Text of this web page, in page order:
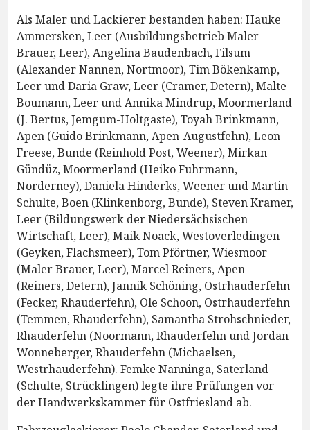
Als Maler und Lackierer bestanden haben: Hauke
Ammersken, Leer (Ausbildungsbetrieb Maler
Brauer, Leer), Angelina Baudenbach, Filsum
(Alexander Nannen, Nortmoor), Tim Bökenkamp,
Leer und Daria Graw, Leer (Cramer, Detern), Malte
Boumann, Leer und Annika Mindrup, Moormerland
(J. Bertus, Jemgum-Holtgaste), Toyah Brinkmann,
Apen (Guido Brinkmann, Apen-Augustfehn), Leon
Freese, Bunde (Reinhold Post, Weener), Mirkan
Gündüz, Moormerland (Heiko Fuhrmann,
Norderney), Daniela Hinderks, Weener und Martin
Schulte, Boen (Klinkenborg, Bunde), Steven Kramer,
Leer (Bildungswerk der Niedersächsischen
Wirtschaft, Leer), Maik Noack, Westoverledingen
(Geyken, Flachsmeer), Tom Pförtner, Wiesmoor
(Maler Brauer, Leer), Marcel Reiners, Apen
(Reiners, Detern), Jannik Schöning, Ostrhauderfehn
(Fecker, Rhauderfehn), Ole Schoon, Ostrhauderfehn
(Temmen, Rhauderfehn), Samantha Strohschnieder,
Rhauderfehn (Noormann, Rhauderfehn und Jordan
Wonneberger, Rhauderfehn (Michaelsen,
Westrhauderfehn). Femke Nanninga, Saterland
(Schulte, Strücklingen) legte ihre Prüfungen vor
der Handwerkskammer für Ostfriesland ab.